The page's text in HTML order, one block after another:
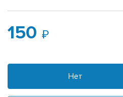
150
Нет